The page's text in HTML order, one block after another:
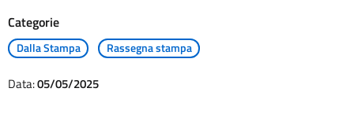
Categorie
Dalla Stampa Rassegna stampa
Data:05/05/2025